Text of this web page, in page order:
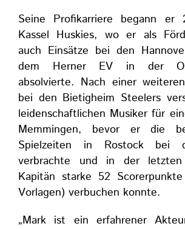
Seine Profikarriere begann er
Kassel Huskies, wo er als
auch Einsätze bei den
dem Herner EV in der
absolvierte. Nach einer
bei den Bietigheim Steelers
leidenschaftlichen Musiker für
Memmingen, bevor er die
Spielzeiten in Rostock bei
verbrachte und in der
Kapitän starke 52
Vorlagen) verbuchen konnte.
„Mark ist ein erfahrener